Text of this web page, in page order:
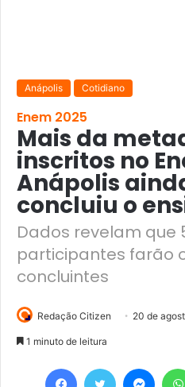
Anápolis Cotidiano
Enem 2025
Mais da
inscritos no
Anápolis
concluiu o
Dados revelam que
participantes farão
concluintes
Redação Citizen 20 de
1 minuto de leitura